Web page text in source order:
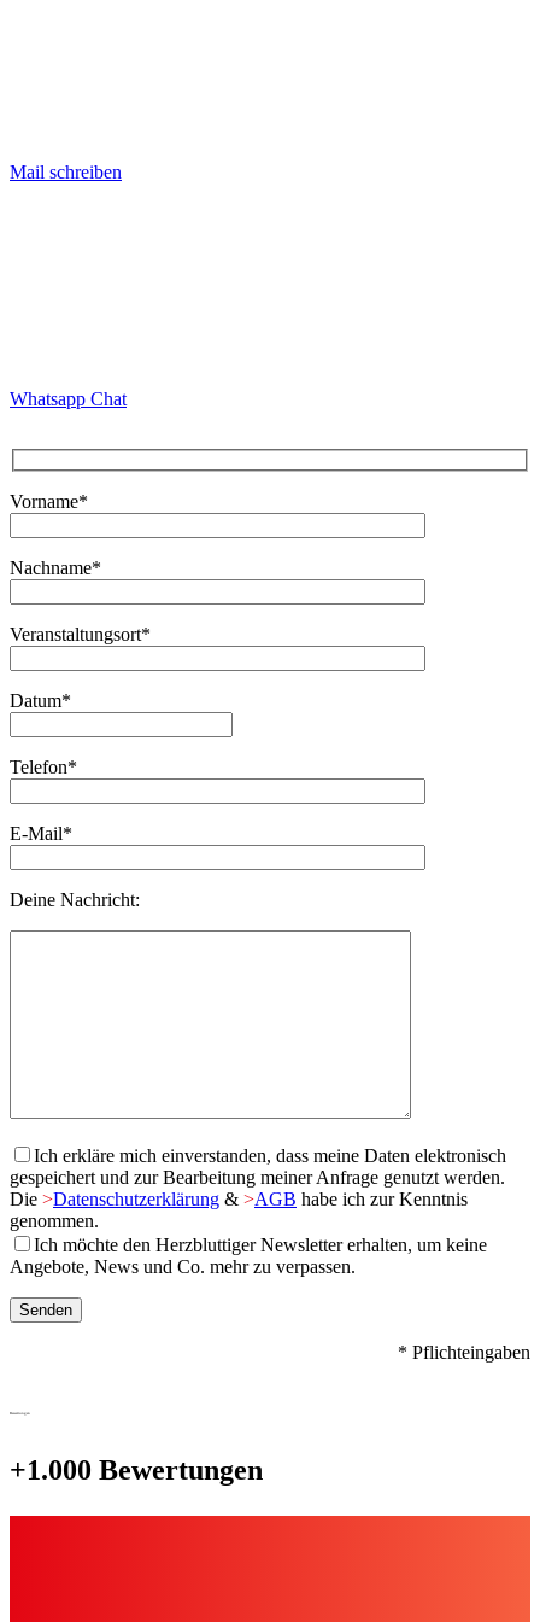
Bitte lasse dieses Feld leer.
Vorname*
Nachname*
Veranstaltungsort*
Datum*
Telefon*
E-Mail*
Deine Nachricht:
Ich erkläre mich einverstanden, dass meine Daten elektronisch
gespeichert und zur Bearbeitung meiner Anfrage genutzt werden.
Die >Datenschutzerklärung & >AGB habe ich zur Kenntnis
genommen.
Ich möchte den Herzbluttiger Newsletter erhalten, um keine
Angebote, News und Co. mehr zu verpassen.
* Pflichteingaben
Mail schreiben
Whatsapp Chat
Bewertungen
+1.000 Bewertungen